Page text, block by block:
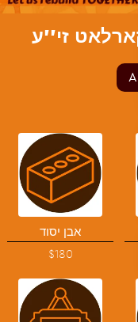
זי''ע
אבן יסוד
$180